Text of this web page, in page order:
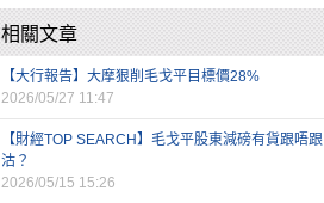
相關文章
【大行報告】大摩狠削毛戈平目標價28%
2026/05/27 11:47
【財經TOP SEARCH】毛戈平股東減磅有貨跟唔跟
沽？
2026/05/15 15:26